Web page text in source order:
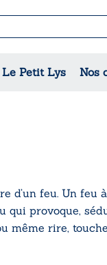
Le Petit Lys Nos
Nouvelles &
Théâtre
d’un feu. Un feu à
qui provoque,
même rire,